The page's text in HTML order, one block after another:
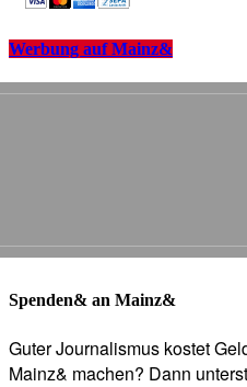
Werbung auf Mainz&
Spenden& an Mainz&
Guter Journalismus kostet
Mainz& machen? Dann